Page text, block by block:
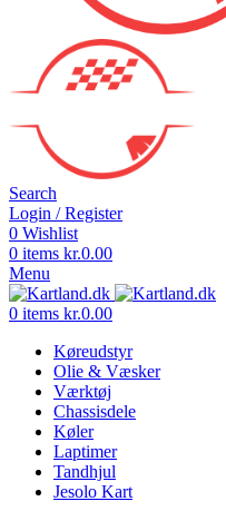
Search
Login / Register
0 Wishlist
0 items kr.0.00
Menu
0 items kr.0.00
Køreudstyr
Olie & Væsker
Værktøj
Chassisdele
Køler
Laptimer
Tandhjul
Jesolo Kart